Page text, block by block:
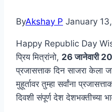
ByAkshay P January
Happy Republic Day
प्रिय मित्रांनो, 26 जानेवारी
प्रजासत्ताक दिन साजरा केला
मुहूर्तावर तुम्हा सर्वांना
दिवशी संपूर्ण देश देशभक्तीच्या